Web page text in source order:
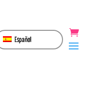
Español